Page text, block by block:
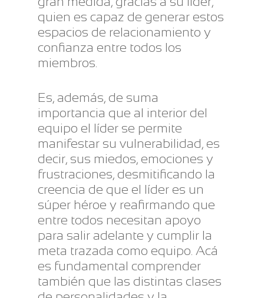
quien es capaz de generar estos
espacios de relacionamiento y
confianza entre todos los
miembros.
Es, además, de suma
importancia que al interior del
equipo el líder se permite
manifestar su vulnerabilidad, es
decir, sus miedos, emociones y
frustraciones, desmitificando la
creencia de que el líder es un
súper héroe y reafirmando que
entre todos necesitan apoyo
para salir adelante y cumplir la
meta trazada como equipo. Acá
es fundamental comprender
también que las distintas clases